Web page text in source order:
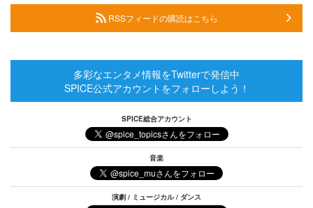
RSSフィードの購読はこちら
多彩なエンタメ情報をTwitterで発信中
SPICE公式アカウントをフォローしよう！
SPICE総合アカウント
音楽
演劇 / ミュージカル / ダンス